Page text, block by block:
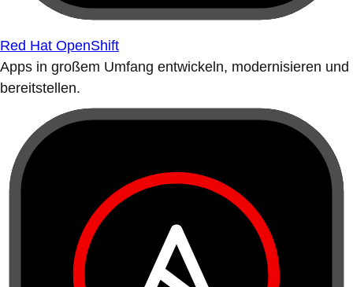
Red Hat OpenShift
Apps in großem Umfang entwickeln, modernisieren und
bereitstellen.